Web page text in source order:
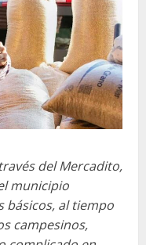
del Mercadito,
municipio
básicos, al tiempo
campesinos,